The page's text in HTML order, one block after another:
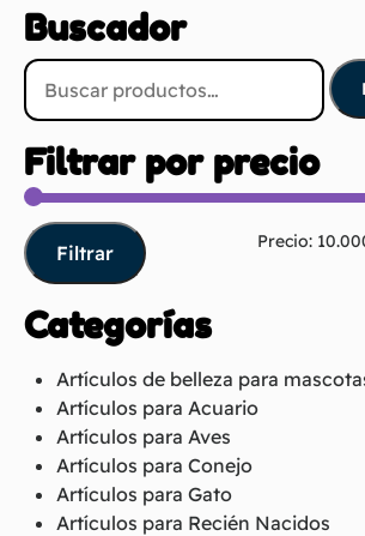
Buscador
Filtrar por precio
Filtrar Precio:
Categorías
Artículos de belleza para
Artículos para Acuario
Artículos para Aves
Artículos para Conejo
Artículos para Gato
Artículos para Recién Nacidos